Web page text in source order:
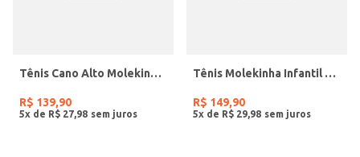
Tênis Cano Alto Molekinha Infantil Para Menina - BRANCO/ROSA CLARO
R$ 139,90
5x de R$ 27 98
Tênis Molekinha Infantil Para Menina - OFF WHITE/DOURADO
R$ 149,90
5x de R$ 29 98